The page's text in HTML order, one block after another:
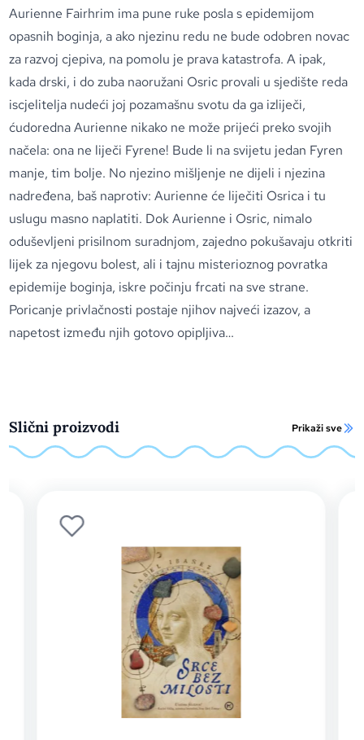
Aurienne Fairhrim ima pune ruke posla s epidemijom
opasnih boginja, a ako njezinu redu ne bude odobren novac
za razvoj cjepiva, na pomolu je prava katastrofa. A ipak,
kada drski, i do zuba naoružani Osric provali u sjedište reda
iscjelitelja nudeći joj pozamašnu svotu da ga izliječi,
ćudoredna Aurienne nikako ne može prijeći preko svojih
načela: ona ne liječi Fyrene! Bude li na svijetu jedan Fyren
manje, tim bolje. No njezino mišljenje ne dijeli i njezina
nadređena, baš naprotiv: Aurienne će liječiti Osrica i tu
uslugu masno naplatiti. Dok Aurienne i Osric, nimalo
oduševljeni prisilnom suradnjom, zajedno pokušavaju otkriti
lijek za njegovu bolest, ali i tajnu misterioznog povratka
epidemije boginja, iskre počinju frcati na sve strane.
Poricanje privlačnosti postaje njihov najveći izazov, a
napetost između njih gotovo opipljiva…
Slični proizvodi Prikaži sve